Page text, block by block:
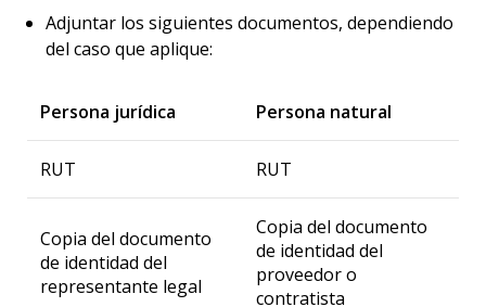
Adjuntar los siguientes documentos, dependiendo
del caso que aplique:
Persona jurídica Persona natural
RUT RUT
Copia del documento
de identidad del
representante legal
Copia del documento
de identidad del
proveedor o
contratista